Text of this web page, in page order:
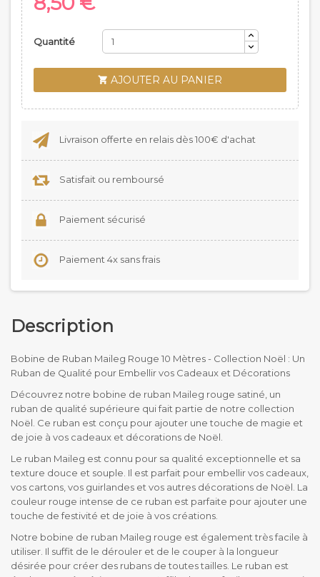
Quantité
 AJOUTER AU PANIER
Livraison offerte en relais dès 100€ d'achat
Satisfait ou remboursé
Paiement sécurisé
Paiement 4x sans frais
Description
Bobine de Ruban Maileg Rouge 10 Mètres - Collection Noël : Un
Ruban de Qualité pour Embellir vos Cadeaux et Décorations
Découvrez notre bobine de ruban Maileg rouge satiné, un
ruban de qualité supérieure qui fait partie de notre collection
Noël. Ce ruban est conçu pour ajouter une touche de magie et
de joie à vos cadeaux et décorations de Noël.
Le ruban Maileg est connu pour sa qualité exceptionnelle et sa
texture douce et souple. Il est parfait pour embellir vos cadeaux,
vos cartons, vos guirlandes et vos autres décorations de Noël. La
couleur rouge intense de ce ruban est parfaite pour ajouter une
touche de festivité et de joie à vos créations.
Notre bobine de ruban Maileg rouge est également très facile à
utiliser. Il suffit de le dérouler et de le couper à la longueur
désirée pour créer des rubans de toutes tailles. Le ruban est